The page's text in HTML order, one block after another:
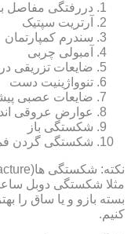
دررفتگی مفاصل
آرتریت سپتیک
سندرم کمپارتمان
آمبولی چربی
ضایعات تزریقی
تنوواژینیت دست
ضایعات عصبی
عوارض عروقی
شکستگی باز
شکستگی گردن
مثلا شکستگی دوبل
کنیم.